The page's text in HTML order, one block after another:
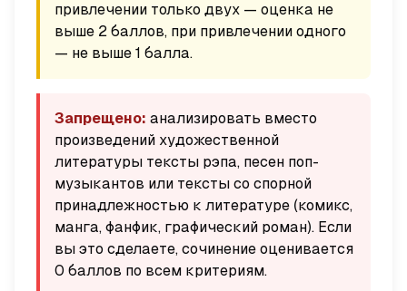
привлечении только двух — оценка не
выше 2 баллов, при привлечении одного
— не выше 1 балла.
Запрещено: анализировать вместо
произведений художественной
литературы тексты рэпа, песен поп-
музыкантов или тексты со спорной
принадлежностью к литературе (комикс,
манга, фанфик, графический роман). Если
вы это сделаете, сочинение оценивается
0 баллов по всем критериям.